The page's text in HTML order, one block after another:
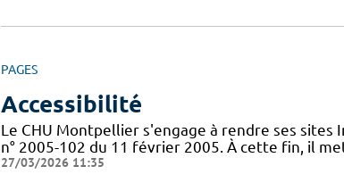
PAGES
Accessibilité
Le CHU Montpellier s'engage à rendre ses
n° 2005-102 du 11 février 2005. À cette fin, il
27/03/2026 11:35